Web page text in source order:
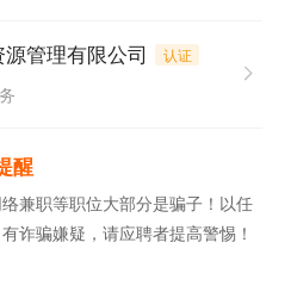
油保养机器；补充饮料/零
缺补货，做好台账。
充值，处理现金/微信/支付
管理有限公司 认证
醒
兼职等职位大部分是骗子！以任
诈骗嫌疑，请应聘者提高警惕！